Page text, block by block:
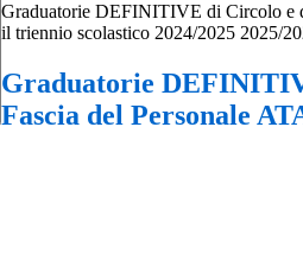
Graduatorie DEFINITIVE di Circolo e
il triennio scolastico 2024/2025 2025/
Graduatorie
Fascia del Personale